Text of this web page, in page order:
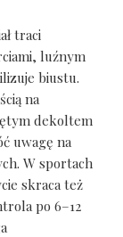
traci
luźnym
biustu.
na
dekoltem
uwagę na
W sportach
skraca też
po 6–12